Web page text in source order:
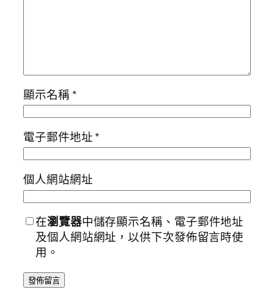
顯示名稱*
電子郵件地址*
個人網站網址
在瀏覽器中儲存顯示名稱、電子郵件地址
及個人網站網址，以供下次發佈留言時使
用。